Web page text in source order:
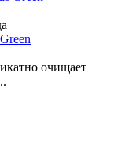
очищает